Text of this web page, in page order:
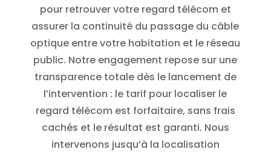
pour retrouver votre regard télécom et
assurer la continuité du passage du câble
optique entre votre habitation et le réseau
public. Notre engagement repose sur une
transparence totale dès le lancement de
l’intervention : le tarif pour localiser le
regard télécom est forfaitaire, sans frais
cachés et le résultat est garanti. Nous
intervenons jusqu’à la localisation